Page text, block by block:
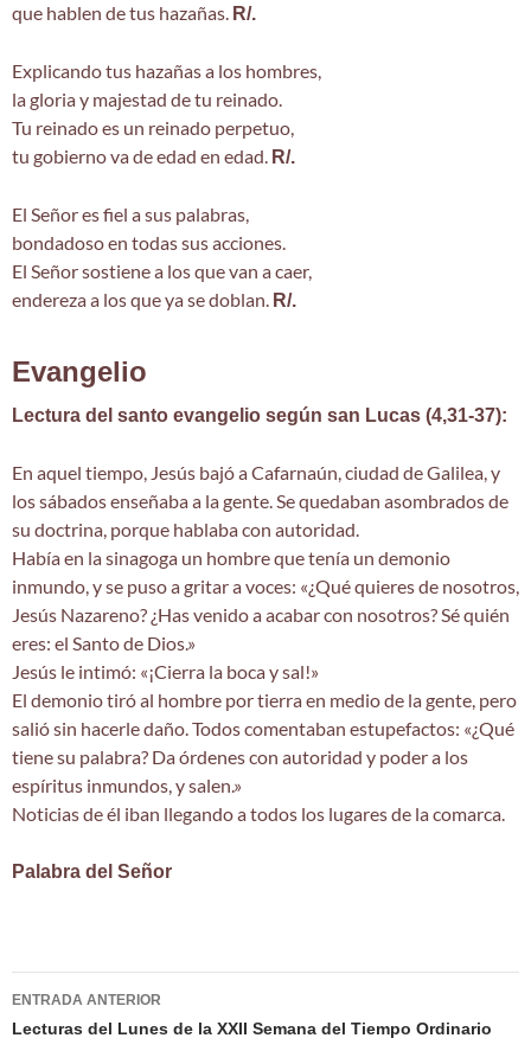
que hablen de tus hazañas. R/.
Explicando tus hazañas a los hombres,
la gloria y majestad de tu reinado.
Tu reinado es un reinado perpetuo,
tu gobierno va de edad en edad. R/.
El Señor es fiel a sus palabras,
bondadoso en todas sus acciones.
El Señor sostiene a los que van a caer,
endereza a los que ya se doblan. R/.
Evangelio
Lectura del santo evangelio según san Lucas (4,31-37):
En aquel tiempo, Jesús bajó a Cafarnaún, ciudad de Galilea, y
los sábados enseñaba a la gente. Se quedaban asombrados de
su doctrina, porque hablaba con autoridad.
Había en la sinagoga un hombre que tenía un demonio
inmundo, y se puso a gritar a voces: «¿Qué quieres de nosotros,
Jesús Nazareno? ¿Has venido a acabar con nosotros? Sé quién
eres: el Santo de Dios.»
Jesús le intimó: «¡Cierra la boca y sal!»
El demonio tiró al hombre por tierra en medio de la gente, pero
salió sin hacerle daño. Todos comentaban estupefactos: «¿Qué
tiene su palabra? Da órdenes con autoridad y poder a los
espíritus inmundos, y salen.»
Noticias de él iban llegando a todos los lugares de la comarca.
Palabra del Señor
Navegación
de
ENTRADA ANTERIOR
Lecturas del Lunes de la XXII Semana del Tiempo Ordinario